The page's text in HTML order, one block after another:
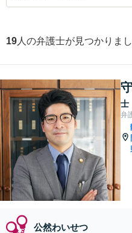
19 人の弁護士が見つかりま
士
公然わいせつ